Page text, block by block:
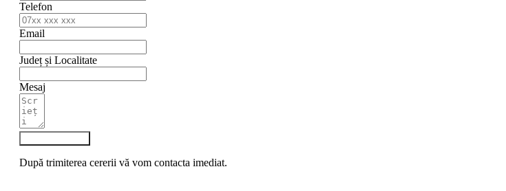
Telefon
Email
Județ și Localitate
Mesaj
După trimiterea cererii vă vom contacta imediat.